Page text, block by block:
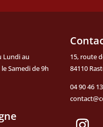
Lundi au
Samedi de 9h
15, route
84110
04 90 46